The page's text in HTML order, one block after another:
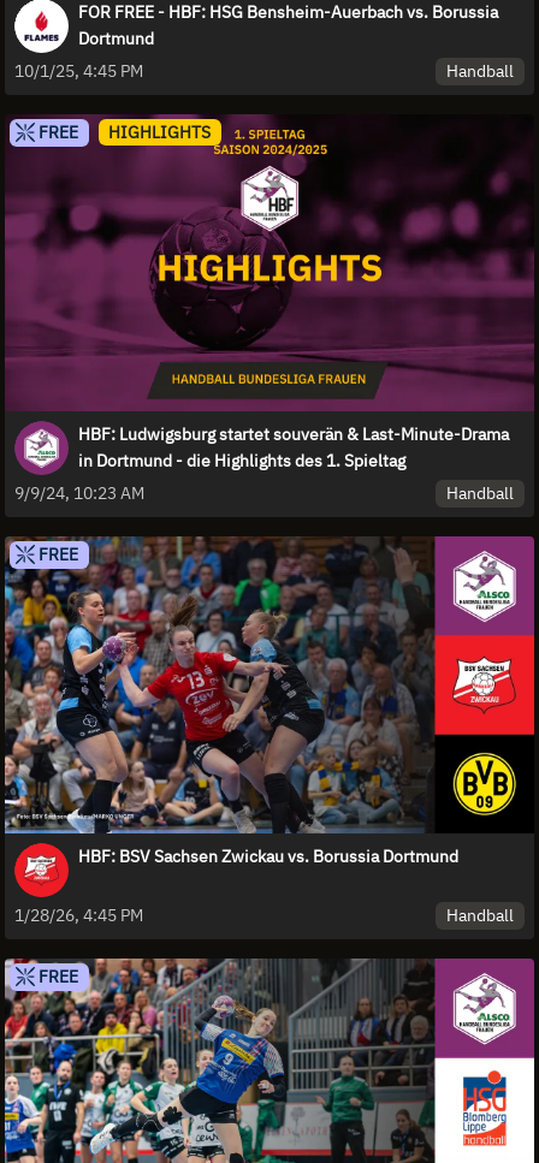
FOR FREE - HBF: HSG Bensheim-Auerbach vs. Borussia
Dortmund
10/1/25, 4:45 PM
Handball
FREE HIGHLIGHTS
HBF: Ludwigsburg startet souverän & Last-Minute-Drama
in Dortmund - die Highlights des 1. Spieltag
9/9/24, 10:23 AM
Handball
FREE
HBF: BSV Sachsen Zwickau vs. Borussia Dortmund
1/28/26, 4:45 PM Handball
FREE